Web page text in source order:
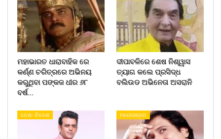
ମହାଭାରତ ଧାରାବାହିକ ରେ
କର୍ଣ୍ଣ ଚରିତ୍ରରେ ଅଭିନୟ
କରୁଥିବା ପଙ୍କଜ ଧୀର ୬୮
ବର୍ଷ…
ଦୀପାବଳିରେ ଶେଷ ନିଶ୍ୱାସ
ତ୍ୟାଗ କଲେ ପ୍ରସିଦ୍ଧ
ବଲିଉଡ ଅଭିନେତା ଅସରାନି
ଦେଶ- ବିଦେଶ ମନୋରଞ୍ଜନ